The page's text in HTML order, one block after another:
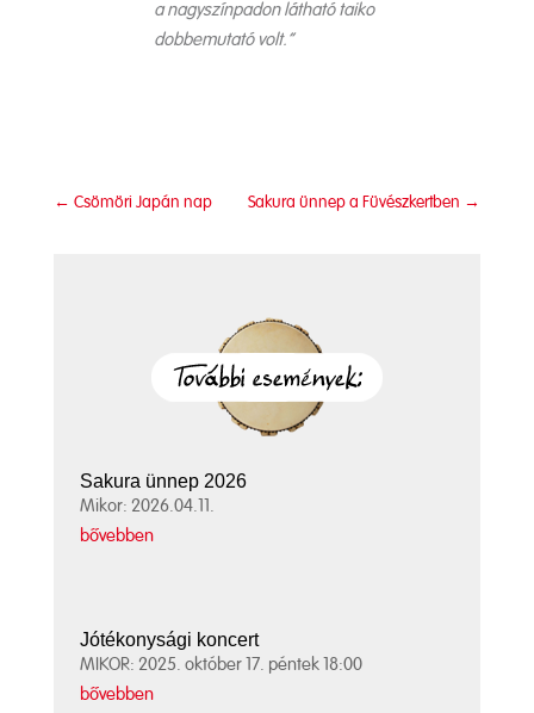
a nagyszínpadon látható taiko
dobbemutató volt.”
← Csömöri Japán nap Sakura ünnep a Füvészkertben →
Sakura ünnep 2026
Mikor: 2026.04.11.
bővebben
Jótékonysági koncert
MIKOR: 2025. október 17. péntek 18:00
bővebben